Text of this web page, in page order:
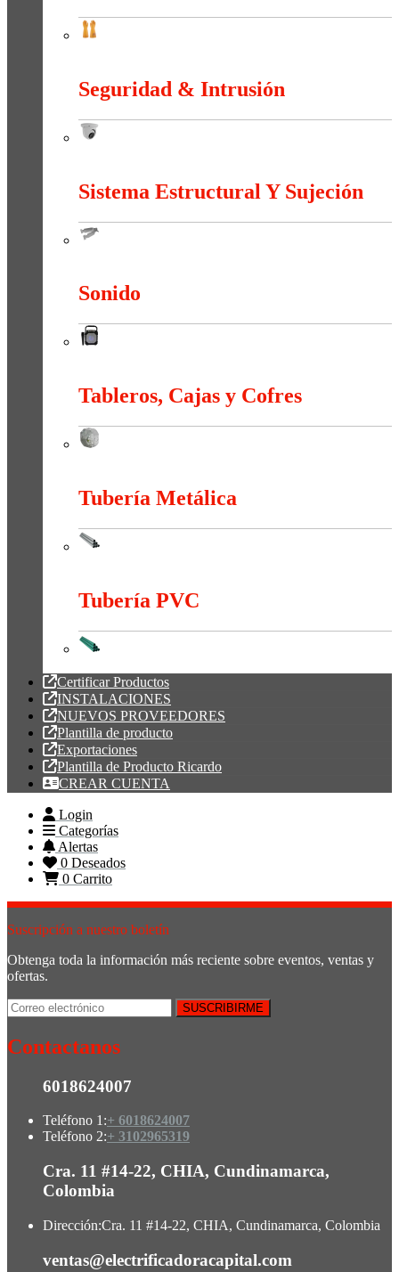
Seguridad & Intrusión
Sistema Estructural Y Sujeción
Sonido
Tableros, Cajas y Cofres
Tubería Metálica
Tubería PVC
Certificar Productos
INSTALACIONES
NUEVOS PROVEEDORES
Plantilla de producto
Exportaciones
Plantilla de Producto Ricardo
CREAR CUENTA
Login
Categorías
Alertas
0 Deseados
0 Carrito
Suscripción a nuestro boletín
Obtenga toda la información más reciente sobre eventos, ventas y
ofertas.
Contactanos
6018624007
Teléfono 1:+ 6018624007
Teléfono 2:+ 3102965319
Cra. 11 #14-22, CHIA, Cundinamarca,
Colombia
Dirección:Cra. 11 #14-22, CHIA, Cundinamarca, Colombia
ventas@electrificadoracapital.com